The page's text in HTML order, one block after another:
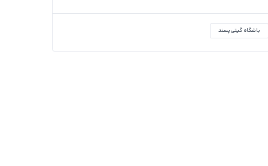
باشگاه گیتی‌پسند